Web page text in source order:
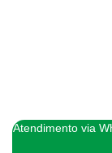
Atendimento via